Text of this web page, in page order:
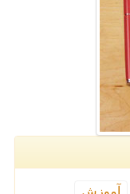
آموزش